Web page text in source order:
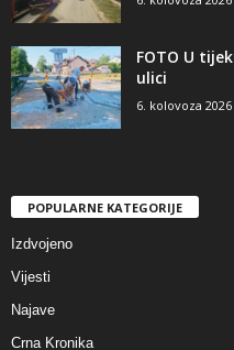
FOTO U
ulici
6. kolovoza 2026
POPULARNE KATEGORIJE
Izdvojeno
Vijesti
Najave
Crna Kronika